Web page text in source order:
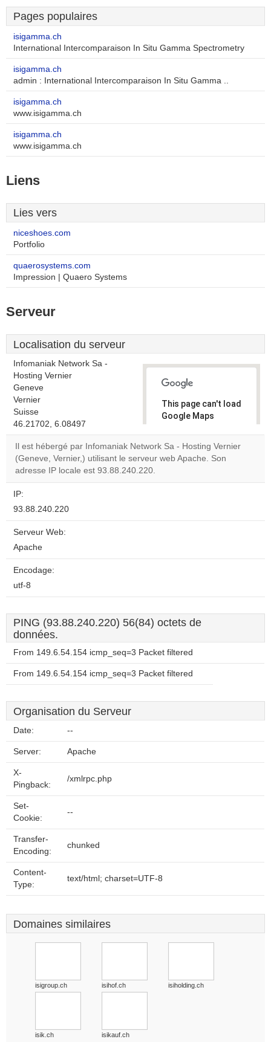
Pages populaires
isigamma.ch
International Intercomparaison In Situ Gamma Spectrometry
isigamma.ch
admin : International Intercomparaison In Situ Gamma ..
isigamma.ch
www.isigamma.ch
isigamma.ch
www.isigamma.ch
Liens
Lies vers
niceshoes.com
Portfolio
quaerosystems.com
Impression | Quaero Systems
Serveur
Localisation du serveur
Infomaniak Network Sa -
Hosting Vernier
Geneve
Vernier
Suisse
46.21702, 6.08497
This page can't load
Google Maps
Do you
own this
Il est hébergé par Infomaniak Network Sa - Hosting Vernier
(Geneve, Vernier,) utilisant le serveur web Apache. Son
adresse IP locale est 93.88.240.220.
IP:
93.88.240.220
Serveur Web:
Apache
Encodage:
utf-8
PING (93.88.240.220) 56(84) octets de
données.
From 149.6.54.154 icmp_seq=3 Packet filtered
From 149.6.54.154 icmp_seq=3 Packet filtered
Organisation du Serveur
Date: --
Server: Apache
X-
Pingback:
/xmlrpc.php
Set-
Cookie:
--
Transfer-
Encoding:
chunked
Content-
Type:
text/html; charset=UTF-8
Domaines similaires
isigroup.ch isihof.ch isiholding.ch
isik.ch isikauf.ch